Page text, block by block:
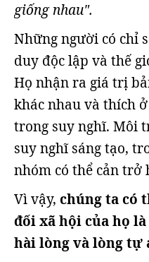
giống nhau".
Những người có chỉ
duy độc lập và thế
Họ nhận ra giá trị
khác nhau và thích
trong suy nghĩ. Môi
suy nghĩ sáng tạo,
nhóm có thể cản trở
Vì vậy, chúng ta có
đối xã hội của họ
hài lòng và lòng tự